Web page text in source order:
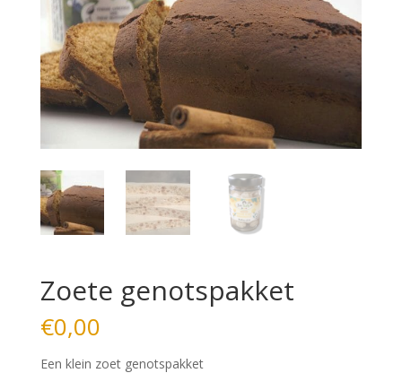
Zoete genotspakket
€0,00
Een klein zoet genotspakket